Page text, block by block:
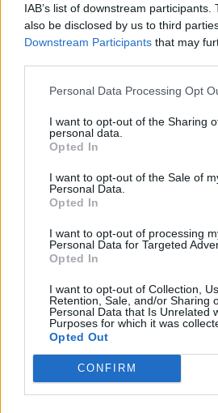
IAB’s list of downstream
also be disclosed by us to third
Downstream Participants that may
Personal Data Processing Opt
I want to opt-out of the Sharing
personal data.
Opted In
I want to opt-out of the Sale of
Personal Data.
Opted In
I want to opt-out of processing
Personal Data for Targeted
Opted In
I want to opt-out of Collection,
Retention, Sale, and/or Sharing
Personal Data that Is Unrelated
Purposes for which it was
Opted Out
CONFIRM
Charlotte sagde ja
lyst til at komme i lære som
hun på ingen måde i tvivl.
- Jeg sagde selvfølgelig ja - og
uddannelsen med to år på
på fagskole i Aarhus. Det har
siger Charlotte.
Demenskor vender
Aabybro
Lokalredaktionen
Følg os på
HUNE/AABYBRO: Efter en
vender demenskorene nu
Tilbuddet blev taget godt
med demens og deres
Koret i Hune fortsætter, mens
oprettes et nyt demenskor i
Baggrunden er, at interessen
begrænset, mens flere har